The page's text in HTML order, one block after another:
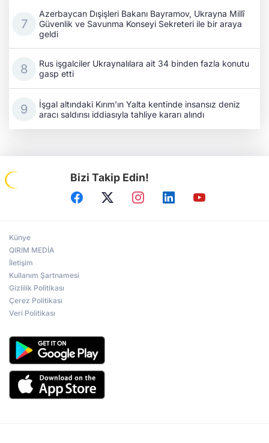
Azerbaycan Dışişleri Bakanı Bayramov, Ukrayna Millî
Güvenlik ve Savunma Konseyi Sekreteri ile bir araya
geldi
Rus işgalciler Ukraynalılara ait 34 binden fazla konutu
gasp etti
İşgal altındaki Kırım'ın Yalta kentinde insansız deniz
aracı saldırısı iddiasıyla tahliye kararı alındı
Bizi Takip Edin!
Künye
QIRIM MEDİA
İletişim
Kullanım Şartnamesi
Gizlilik Politikası
Çerez Politikası
Veri Politikası